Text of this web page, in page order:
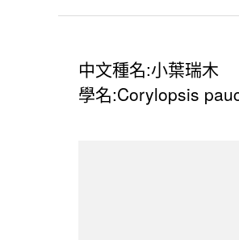
中文種名:小葉瑞木
學名:Corylopsis